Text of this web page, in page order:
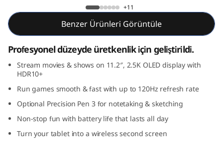
o
G
e
n
2
Lenovo Tab P11 Pro Gen 2 +11
Benzer Ürünleri Görüntüle
Profesyonel düzeyde üretkenlik için geliştirildi.
Stream movies & shows on 11.2″, 2.5K OLED display with
HDR10+
Run games smooth & fast with up to 120Hz refresh rate
Optional Precision Pen 3 for notetaking & sketching
Non-stop fun with battery life that lasts all day
Turn your tablet into a wireless second screen